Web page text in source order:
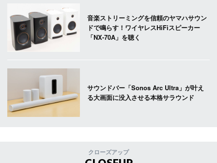
音楽ストリーミングを信頼のヤマハサウン
ドで鳴らす！ワイヤレスHiFiスピーカー
「NX-70A」を聴く
サウンドバー「Sonos Arc Ultra」が叶え
る大画面に没入させる本格サラウンド
クローズアップ